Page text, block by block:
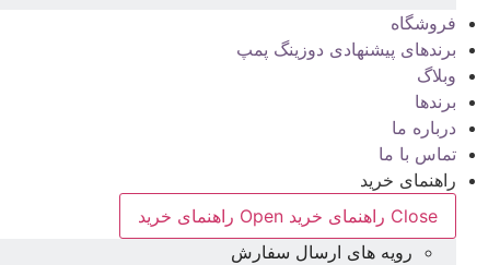
فروشگاه
برندهای پیشنهادی دوزینگ پمپ
وبلاگ
برندها
درباره ما
تماس با ما
راهنمای خرید
Close راهنمای خرید
Open راهنمای خرید
رویه های ارسال سفارش